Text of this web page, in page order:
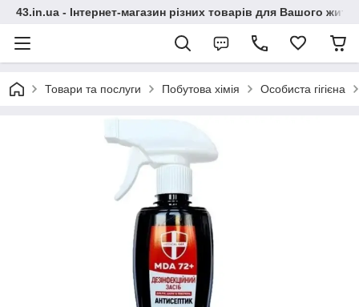
43.in.ua - Інтернет-магазин різних товарів для Вашого
Товари та послуги Побутова хімія Особиста гігієна